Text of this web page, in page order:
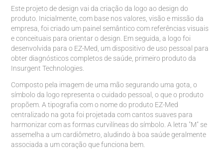
Este projeto de design vai da criação da logo ao design do
produto. Inicialmente, com base nos valores, visão e missão da
empresa, foi criado um painel semântico com referências visuais
e conceituais para orientar o design. Em seguida, a logo foi
desenvolvida para o EZ-Med, um dispositivo de uso pessoal para
obter diagnósticos completos de saúde, primeiro produto da
Insurgent Technologies.
Composto pela imagem de uma mão segurando uma gota, o
símbolo da logo representa o cuidado pessoal, o que o produto
propõem. A tipografia com o nome do produto EZ-Med
centralizado na gota foi projetada com cantos suaves para
harmonizar com as formas curvilíneas do símbolo. A letra "M" se
assemelha a um cardiômetro, aludindo à boa saúde geralmente
associada a um coração que funciona bem.